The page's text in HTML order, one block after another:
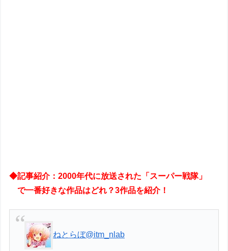
◆記事紹介：2000年代に放送された「スーパー戦隊」
で一番好きな作品はどれ？3作品を紹介！
ねとらぼ@itm_nlab